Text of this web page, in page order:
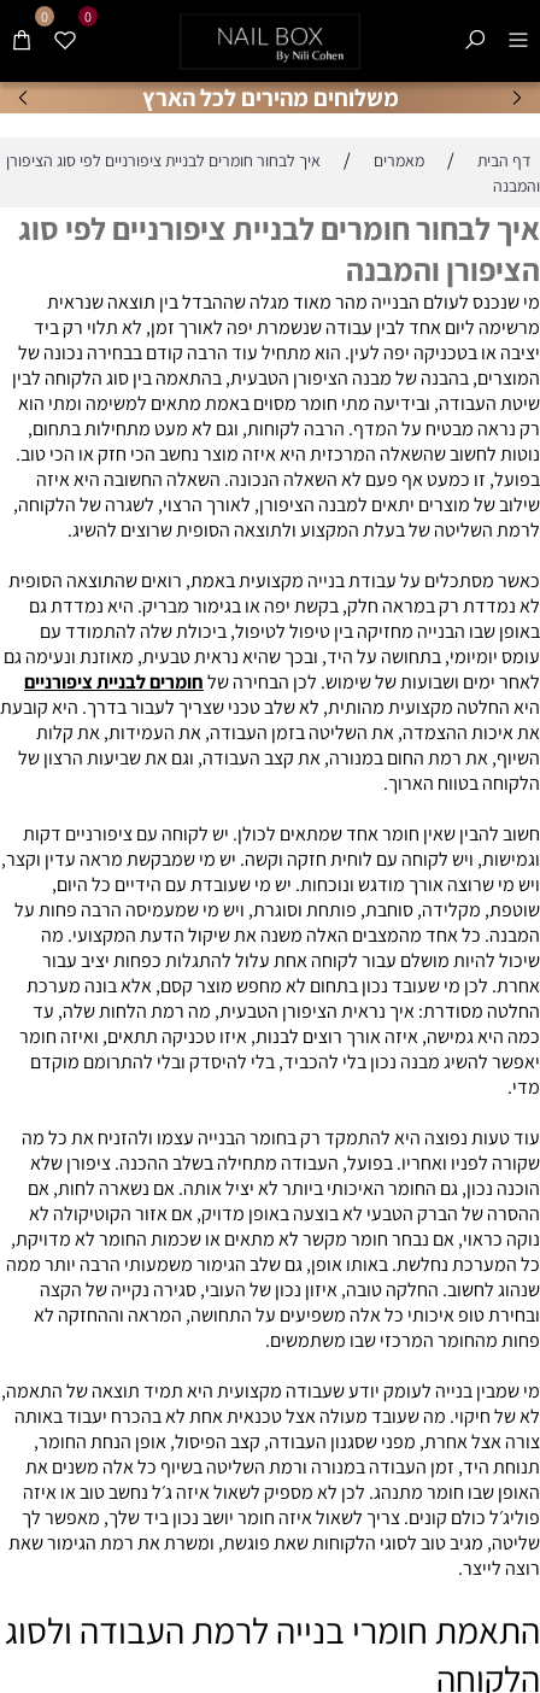
משלוחים מהירים לכל הארץ
0 0
דף הבית / מאמרים /
איך לבחור חומרים לבניית ציפורניים לפי סוג הציפורן
והמבנה
איך לבחור חומרים לבניית ציפורניים לפי סוג
הציפורן והמבנה
מי שנכנס לעולם הבנייה מהר מאוד מגלה שההבדל בין תוצאה שנראית
מרשימה ליום אחד לבין עבודה שנשמרת יפה לאורך זמן, לא תלוי רק ביד
יציבה או בטכניקה יפה לעין. הוא מתחיל עוד הרבה קודם בבחירה נכונה של
המוצרים, בהבנה של מבנה הציפורן הטבעית, בהתאמה בין סוג הלקוחה לבין
שיטת העבודה, ובידיעה מתי חומר מסוים באמת מתאים למשימה ומתי הוא
רק נראה מבטיח על המדף. הרבה לקוחות, וגם לא מעט מתחילות בתחום,
נוטות לחשוב שהשאלה המרכזית היא איזה מוצר נחשב הכי חזק או הכי טוב.
בפועל, זו כמעט אף פעם לא השאלה הנכונה. השאלה החשובה היא איזה
שילוב של מוצרים יתאים למבנה הציפורן, לאורך הרצוי, לשגרה של הלקוחה,
לרמת השליטה של בעלת המקצוע ולתוצאה הסופית שרוצים להשיג.
כאשר מסתכלים על עבודת בנייה מקצועית באמת, רואים שהתוצאה הסופית
לא נמדדת רק במראה חלק, בקשת יפה או בגימור מבריק. היא נמדדת גם
באופן שבו הבנייה מחזיקה בין טיפול לטיפול, ביכולת שלה להתמודד עם
עומס יומיומי, בתחושה על היד, ובכך שהיא נראית טבעית, מאוזנת ונעימה גם
לאחר ימים ושבועות של שימוש. לכן הבחירה שלחומרים לבניית ציפורניים
היא החלטה מקצועית מהותית, לא שלב טכני שצריך לעבור בדרך. היא קובעת
את איכות ההצמדה, את השליטה בזמן העבודה, את העמידות, את קלות
השיוף, את רמת החום במנורה, את קצב העבודה, וגם את שביעות הרצון של
הלקוחה בטווח הארוך.
חשוב להבין שאין חומר אחד שמתאים לכולן. יש לקוחה עם ציפורניים דקות
וגמישות, ויש לקוחה עם לוחית חזקה וקשה. יש מי שמבקשת מראה עדין וקצר,
ויש מי שרוצה אורך מודגש ונוכחות. יש מי שעובדת עם הידיים כל היום,
שוטפת, מקלידה, סוחבת, פותחת וסוגרת, ויש מי שמעמיסה הרבה פחות על
המבנה. כל אחד מהמצבים האלה משנה את שיקול הדעת המקצועי. מה
שיכול להיות מושלם עבור לקוחה אחת עלול להתגלות כפחות יציב עבור
אחרת. לכן מי שעובד נכון בתחום לא מחפש מוצר קסם, אלא בונה מערכת
החלטה מסודרת: איך נראית הציפורן הטבעית, מה רמת הלחות שלה, עד
כמה היא גמישה, איזה אורך רוצים לבנות, איזו טכניקה תתאים, ואיזה חומר
יאפשר להשיג מבנה נכון בלי להכביד, בלי להיסדק ובלי להתרומם מוקדם
מדי.
עוד טעות נפוצה היא להתמקד רק בחומר הבנייה עצמו ולהזניח את כל מה
שקורה לפניו ואחריו. בפועל, העבודה מתחילה בשלב ההכנה. ציפורן שלא
הוכנה נכון, גם החומר האיכותי ביותר לא יציל אותה. אם נשארה לחות, אם
ההסרה של הברק הטבעי לא בוצעה באופן מדויק, אם אזור הקוטיקולה לא
נוקה כראוי, אם נבחר חומר מקשר לא מתאים או שכמות החומר לא מדויקת,
כל המערכת נחלשת. באותו אופן, גם שלב הגימור משמעותי הרבה יותר ממה
שנהוג לחשוב. החלקה טובה, איזון נכון של העובי, סגירה נקייה של הקצה
ובחירת טופ איכותי כל אלה משפיעים על התחושה, המראה וההחזקה לא
פחות מהחומר המרכזי שבו משתמשים.
מי שמבין בנייה לעומק יודע שעבודה מקצועית היא תמיד תוצאה של התאמה,
לא של חיקוי. מה שעובד מעולה אצל טכנאית אחת לא בהכרח יעבוד באותה
צורה אצל אחרת, מפני שסגנון העבודה, קצב הפיסול, אופן הנחת החומר,
תנוחת היד, זמן העבודה במנורה ורמת השליטה בשיוף כל אלה משנים את
האופן שבו חומר מתנהג. לכן לא מספיק לשאול איזה ג׳ל נחשב טוב או איזה
פוליג׳ל כולם קונים. צריך לשאול איזה חומר יושב נכון ביד שלך, מאפשר לך
שליטה, מגיב טוב לסוגי הלקוחות שאת פוגשת, ומשרת את רמת הגימור שאת
רוצה לייצר.
התאמת חומרי בנייה לרמת העבודה ולסוג
הלקוחה